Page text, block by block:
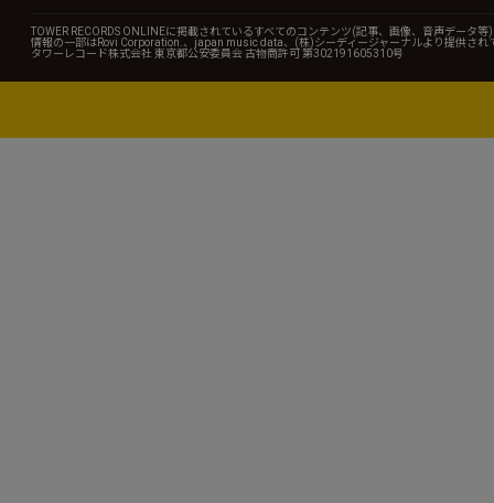
TOWER RECORDS ONLINEに掲載されているすべてのコンテンツ(記事、画像、音声データ
情報の一部はRovi Corporation.、japan music data、(株)シーディージャーナルより提供され
タワーレコード株式会社 東京都公安委員会 古物商許可 第302191605310号